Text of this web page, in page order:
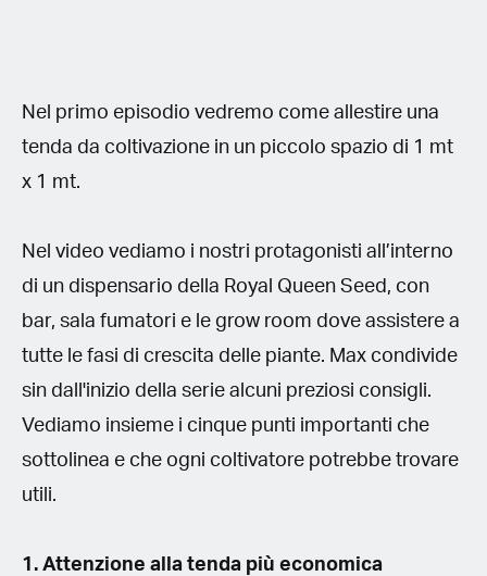
Nel primo episodio vedremo come allestire una
tenda da coltivazione in un piccolo spazio di 1 mt
x 1 mt.
Nel video vediamo i nostri protagonisti all’interno
di un dispensario della Royal Queen Seed, con
bar, sala fumatori e le grow room dove assistere a
tutte le fasi di crescita delle piante. Max condivide
sin dall'inizio della serie alcuni preziosi consigli.
Vediamo insieme i cinque punti importanti che
sottolinea e che ogni coltivatore potrebbe trovare
utili.
1. Attenzione alla tenda più economica